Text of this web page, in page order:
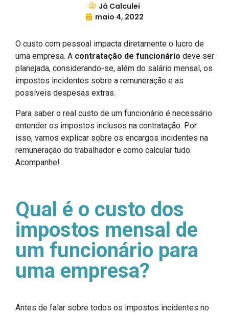
Já Calculei
maio 4, 2022
O custo com pessoal impacta diretamente o lucro de
uma empresa. A contratação de funcionário deve ser
planejada, considerando-se, além do salário mensal, os
impostos incidentes sobre a remuneração e as
possíveis despesas extras.
Para saber o real custo de um funcionário é necessário
entender os impostos inclusos na contratação. Por
isso, vamos explicar sobre os encargos incidentes na
remuneração do trabalhador e como calcular tudo.
Acompanhe!
Qual é o custo dos
impostos mensal de
um funcionário para
uma empresa?
Antes de falar sobre todos os impostos incidentes no